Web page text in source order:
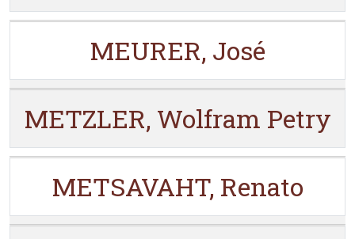
MEURER, José
METZLER, Wolfram Petry
METSAVAHT, Renato